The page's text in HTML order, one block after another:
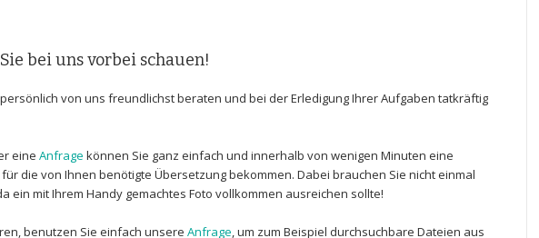
bei uns vorbei schauen!
von uns freundlichst beraten und bei der Erledigung Ihrer Aufgaben tatkräftig
eine Anfrage können Sie ganz einfach und innerhalb von wenigen Minuten eine
die von Ihnen benötigte Übersetzung bekommen. Dabei brauchen Sie nicht einmal
ein mit Ihrem Handy gemachtes Foto vollkommen ausreichen sollte!
benutzen Sie einfach unsere Anfrage, um zum Beispiel durchsuchbare Dateien aus